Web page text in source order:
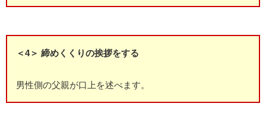
＜4＞ 締めくくりの挨拶をする
男性側の父親が口上を述べます。